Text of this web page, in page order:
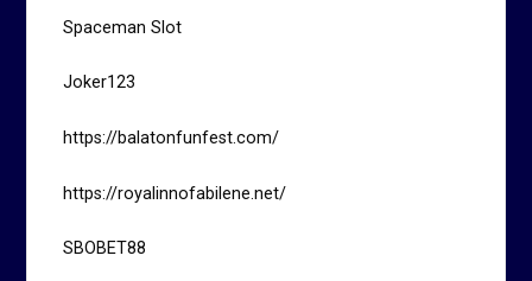
Spaceman Slot
Joker123
https://balatonfunfest.com/
https://royalinnofabilene.net/
SBOBET88